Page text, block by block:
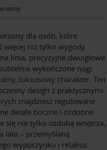
dla osób, które
więcej niż tylko wygody.
linia, precyzyjne dwuigłowe
wykończone nogi
luksusowy charakter. Ten
design z praktycznymi
znajdziesz regulowane
detale boczne i ozdobne
się nie tylko ozdobą wnętrza,
lata – przemyślaną
wypoczynku i relaksu.